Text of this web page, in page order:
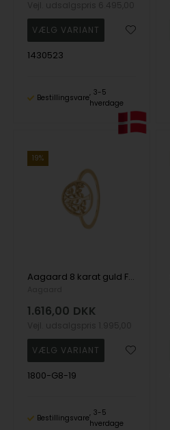
1430523
Bestillingsvare
3-5
hverdage
19%
Aagaard 8 karat guld Fingerring med Livets Træ
1.616,00 DKK
1800-G8-19
Bestillingsvare
3-5
hverdage